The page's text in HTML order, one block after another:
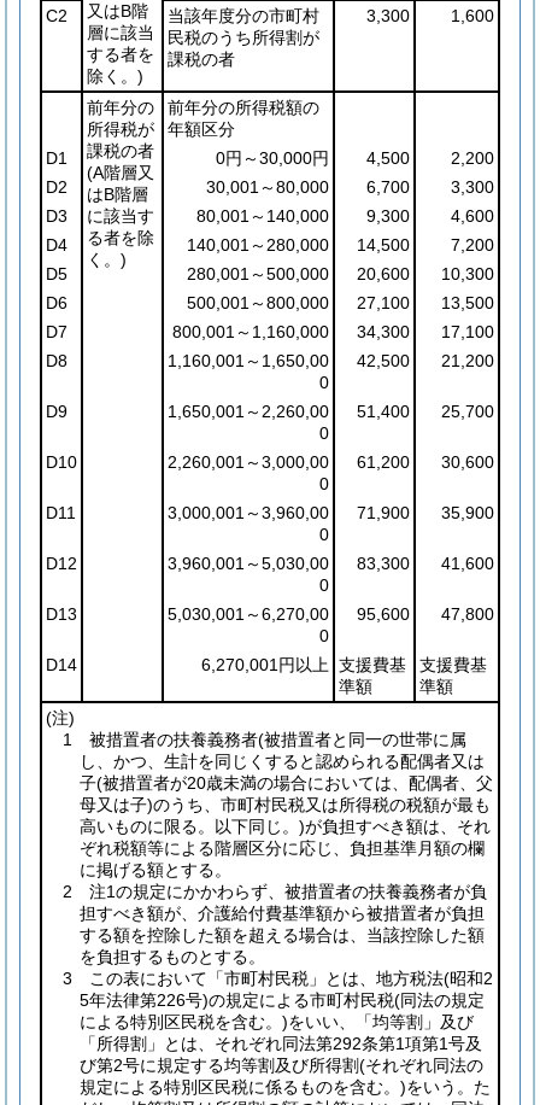
又はB階
層に該当
する者を
除く。)
C2
当該年度分の市町村
民税のうち所得割が
課税の者
3,300 1,600
前年分の
所得税が
課税の者
(A階層又
はB階層
に該当す
る者を除
く。)
前年分の所得税額の
年額区分
D1
0円～30,000円 4,500
2,200
D2
30,001～80,000 6,700
3,300
D3
80,001～140,000 9,300
4,600
D4
140,001～280,000 14,500
7,200
D5
280,001～500,000 20,600
10,300
D6
500,001～800,000 27,100
13,500
D7
800,001～1,160,000 34,300
17,100
D8
1,160,001～1,650,00
0
42,500 21,200
D9
1,650,001～2,260,00
0
51,400 25,700
D10
2,260,001～3,000,00
0
61,200 30,600
D11
3,000,001～3,960,00
0
71,900 35,900
D12
3,960,001～5,030,00
0
83,300 41,600
D13
5,030,001～6,270,00
0
95,600 47,800
D14 6,270,001円以上 支援費基
準額
支援費基
準額
(注)
1 被措置者の扶養義務者(被措置者と同一の世帯に属
し、かつ、生計を同じくすると認められる配偶者又は
子(被措置者が20歳未満の場合においては、配偶者、父
母又は子)のうち、市町村民税又は所得税の税額が最も
高いものに限る。以下同じ。)が負担すべき額は、それ
ぞれ税額等による階層区分に応じ、負担基準月額の欄
に掲げる額とする。
2 注1の規定にかかわらず、被措置者の扶養義務者が負
担すべき額が、介護給付費基準額から被措置者が負担
する額を控除した額を超える場合は、当該控除した額
を負担するものとする。
3 この表において「市町村民税」とは、地方税法(昭和2
5年法律第226号)の規定による市町村民税(同法の規定
による特別区民税を含む。)をいい、「均等割」及び
「所得割」とは、それぞれ同法第292条第1項第1号及
び第2号に規定する均等割及び所得割(それぞれ同法の
規定による特別区民税に係るものを含む。)をいう。た